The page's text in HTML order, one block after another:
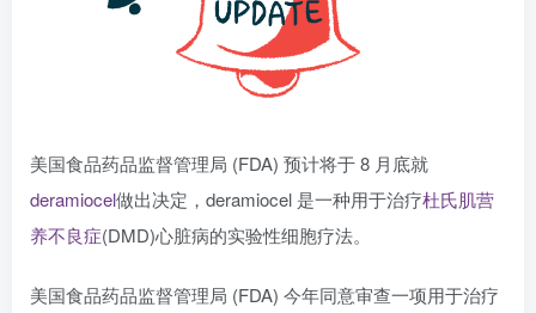
美国食品药品监督管理局 (FDA) 预计将于 8 月底就
deramiocel做出决定，deramiocel 是一种用于治疗杜氏肌营
养不良症(DMD)心脏病的实验性细胞疗法。
美国食品药品监督管理局 (FDA) 今年同意审查一项用于治疗